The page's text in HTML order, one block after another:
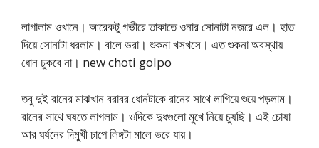
লাগালাম ওখানে। আরেকটু গভীরে তাকাতে ওনার সোনাটা নজরে এল। হাত
দিয়ে সোনাটা ধরলাম। বালে ভরা। শুকনা খসখসে। এত শুকনা অবস্থায়
ধোন ঢুকবে না। new choti golpo
তবু দুই রানের মাঝখান বরাবর ধোনটাকে রানের সাথে লাগিয়ে শুয়ে পড়লাম।
রানের সাথে ঘষতে লাগলাম। ওদিকে দুধগুলো মুখে নিয়ে চুষছি। এই চোষা
আর ঘর্ষনের দিমুখী চাপে লিঙ্গটা মালে ভরে যায়।